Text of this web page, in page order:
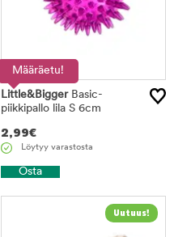
Määräetu!
Little&BiggerBasic-
piikkipallo lila S 6cm
2,99€
Löytyy varastosta
Osta